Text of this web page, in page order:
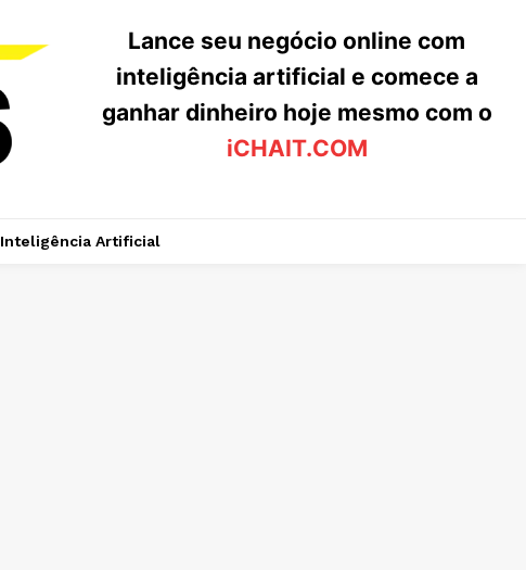
Lance seu negócio online com
inteligência artificial e comece a
ganhar dinheiro hoje mesmo com o
iCHAIT.COM
Inteligência Artificial